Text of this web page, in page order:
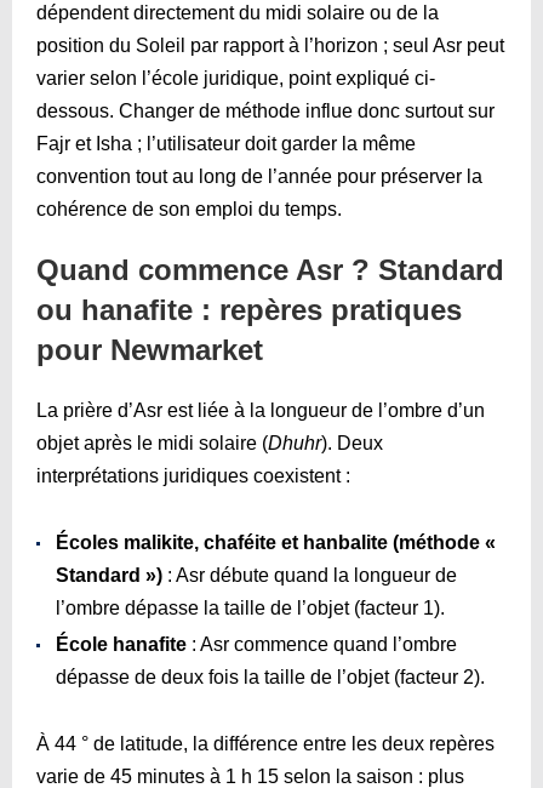
dépendent directement du midi solaire ou de la
position du Soleil par rapport à l’horizon ; seul Asr peut
varier selon l’école juridique, point expliqué ci-
dessous. Changer de méthode influe donc surtout sur
Fajr et Isha ; l’utilisateur doit garder la même
convention tout au long de l’année pour préserver la
cohérence de son emploi du temps.
Quand commence Asr ? Standard
ou hanafite : repères pratiques
pour Newmarket
La prière d’Asr est liée à la longueur de l’ombre d’un
objet après le midi solaire (Dhuhr). Deux
interprétations juridiques coexistent :
Écoles malikite, chaféite et hanbalite (méthode «
Standard ») : Asr débute quand la longueur de
l’ombre dépasse la taille de l’objet (facteur 1).
École hanafite : Asr commence quand l’ombre
dépasse de deux fois la taille de l’objet (facteur 2).
À 44 ° de latitude, la différence entre les deux repères
varie de 45 minutes à 1 h 15 selon la saison : plus